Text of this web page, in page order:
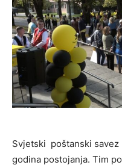
Svjetski poštanski
godina postojanja. Tim